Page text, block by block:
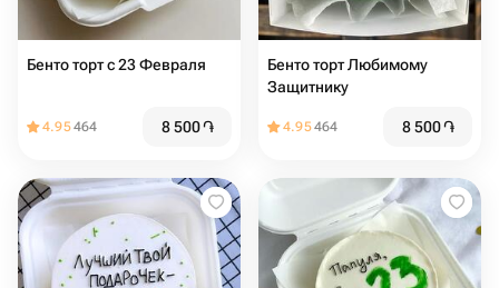
Бенто торт с 23 Февраля
4.95464 8 500֏
Бенто торт Любимому
Защитнику
4.95464 8 500֏